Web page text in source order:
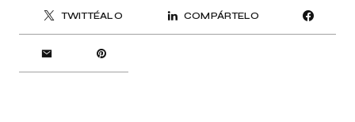
TWITTÉALO COMPÁRTELO